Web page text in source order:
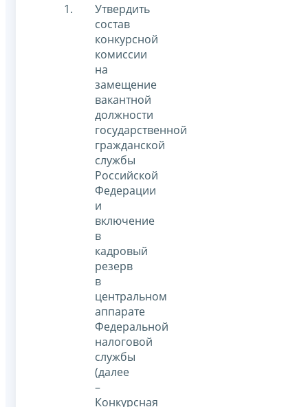
Утвердить
состав
конкурсной
комиссии
на
замещение
вакантной
должности
государственной
гражданской
службы
Российской
Федерации
и
включение
в
кадровый
резерв
в
центральном
аппарате
Федеральной
налоговой
службы
(далее
–
Конкурсная